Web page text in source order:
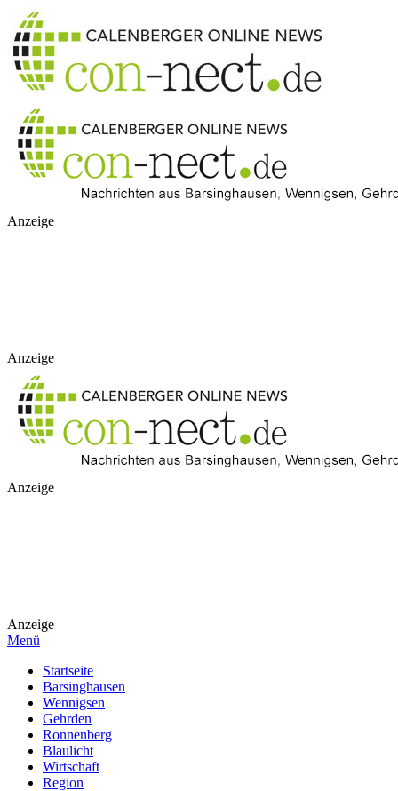
Anzeige
Anzeige
Anzeige
Anzeige
Menü
Startseite
Barsinghausen
Wennigsen
Gehrden
Ronnenberg
Blaulicht
Wirtschaft
Region